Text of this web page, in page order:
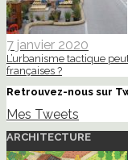
7 janvier 2020
L’urbanisme tactique
françaises ?
Retrouvez-nous sur
Mes Tweets
ARCHITECTURE